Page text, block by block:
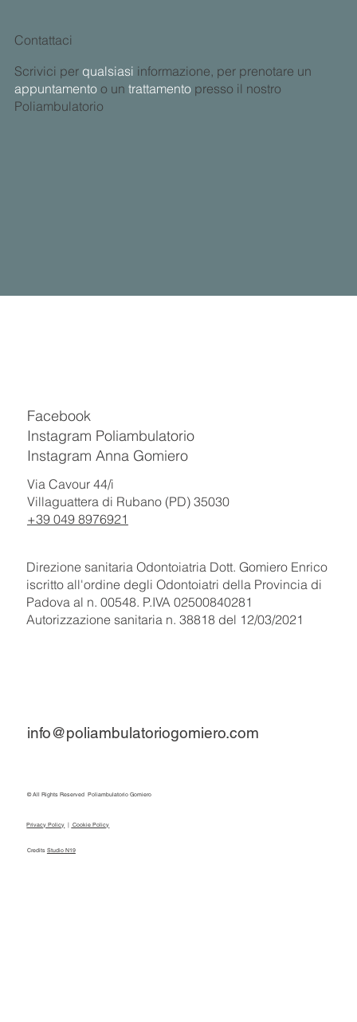
Contattaci
Scrivici per qualsiasi informazione, per prenotare un
appuntamentoo un trattamentopresso il nostro
Poliambulatorio
Facebook
Instagram Poliambulatorio
Instagram Anna Gomiero
Via Cavour 44/i
Villaguattera di Rubano (PD) 35030
+39 049 8976921
Direzione sanitaria Odontoiatria Dott. Gomiero Enrico
iscritto all'ordine degli Odontoiatri della Provincia di
Padova al n. 00548. P.IVA 02500840281
Autorizzazione sanitaria n. 38818 del 12/03/2021
info@poliambulatoriogomiero.com
© All Rights Reserved Poliambulatorio Gomiero
Privacy Policy Cookie Policy
Credits Studio N19